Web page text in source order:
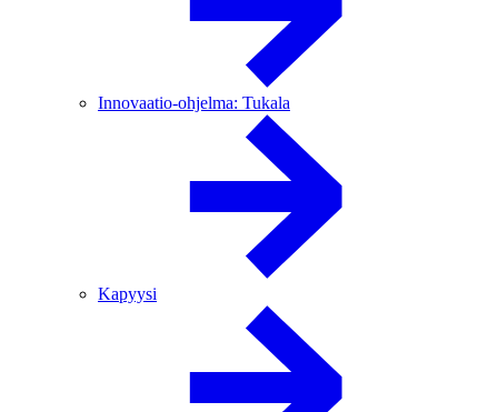
Innovaatio-ohjelma: Tukala
Kapyysi